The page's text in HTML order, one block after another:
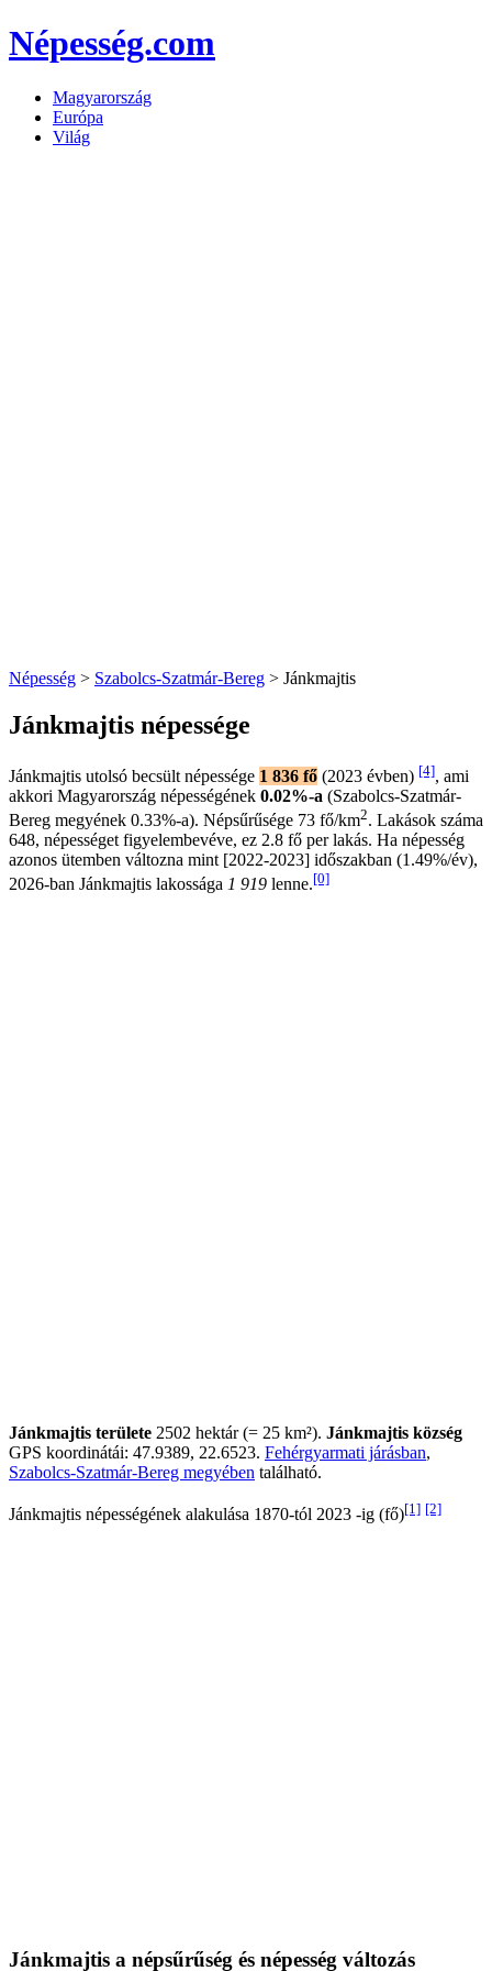
Népesség.com
Magyarország
Európa
Világ
Népesség > Szabolcs-Szatmár-Bereg > Jánkmajtis
Jánkmajtis népessége
Jánkmajtis utolsó becsült népessége 1 836 fő (2023 évben) [4], ami
akkori Magyarország népességének 0.02%-a (Szabolcs-Szatmár-
Bereg megyének 0.33%-a). Népsűrűsége 73 fő/km2. Lakások száma
648, népességet figyelembevéve, ez 2.8 fő per lakás. Ha népesség
azonos ütemben változna mint [2022-2023] időszakban (1.49%/év),
2026-ban Jánkmajtis lakossága 1 919 lenne.[0]
Jánkmajtis területe 2502 hektár (= 25 km²). Jánkmajtis község
GPS koordinátái: 47.9389, 22.6523. Fehérgyarmati járásban,
Szabolcs-Szatmár-Bereg megyében található.
Jánkmajtis népességének alakulása 1870-tól 2023 -ig (fő)[1] [2]
Jánkmajtis a népsűrűség és népesség változás